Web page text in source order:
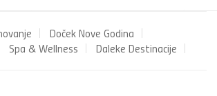
Doček Nove Godina
Spa & Wellness Daleke Destinacije